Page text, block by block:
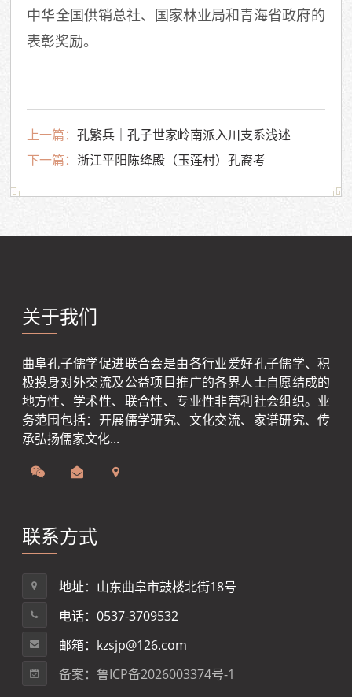
中华全国供销总社、国家林业局和青海省政府的
表彰奖励。
上一篇：孔繁兵｜孔子世家岭南派入川支系浅述
下一篇： 浙江平阳陈绛殿（玉莲村）孔裔考
关于我们
曲阜孔子儒学促进联合会是由各行业爱好孔子儒学、积
极投身对外交流及公益项目推广的各界人士自愿结成的
地方性、学术性、联合性、专业性非营利社会组织。业
务范围包括：开展儒学研究、文化交流、家谱研究、传
承弘扬儒家文化...
联系方式
地址：山东曲阜市鼓楼北街18号
电话：0537-3709532
邮箱：kzsjp@126.com
备案：鲁ICP备2026003374号-1